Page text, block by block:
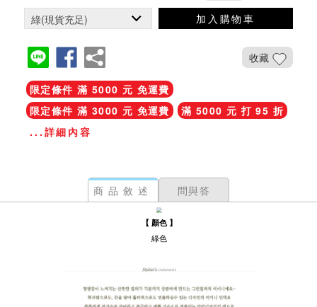
加入購物車
收藏
限定條件 滿 5000 元 免運費
限定條件 滿 3000 元 免運費
滿 5000 元 打 95 折
...詳細內容
商品敘述 問與答